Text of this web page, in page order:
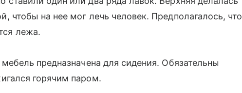
чтобы на нее мог лечь человек. Предполагалось, что
лежа.
предназначена для сидения. Обязательны
горячим паром.